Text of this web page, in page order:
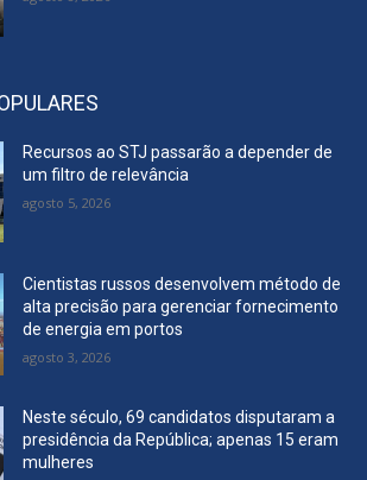
Recursos ao STJ passarão a depender de
um filtro de relevância
agosto 5, 2026
Cientistas russos desenvolvem método de
alta precisão para gerenciar fornecimento
de energia em portos
agosto 3, 2026
Neste século, 69 candidatos disputaram a
presidência da República; apenas 15 eram
mulheres